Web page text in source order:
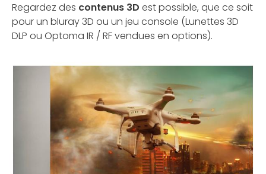
Regardez des contenus 3D est possible, que ce soit
pour un bluray 3D ou un jeu console (Lunettes 3D
DLP ou Optoma IR / RF vendues en options).